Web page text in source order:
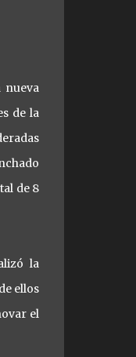
nueva
de la
de 8
la
ellos
el